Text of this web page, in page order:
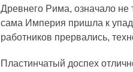
Древнего Рима, означало не
сама Империя пришла к
работников прервались,
Пластинчатый доспех